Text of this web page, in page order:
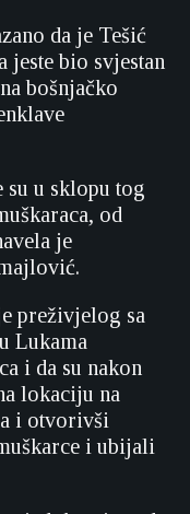
da je Tešić
jeste bio svjestan
bošnjačko
su u sklopu tog
od
je
preživjelog sa
Lukama
i da su nakon
lokaciju na
i otvorivši
i ubijali